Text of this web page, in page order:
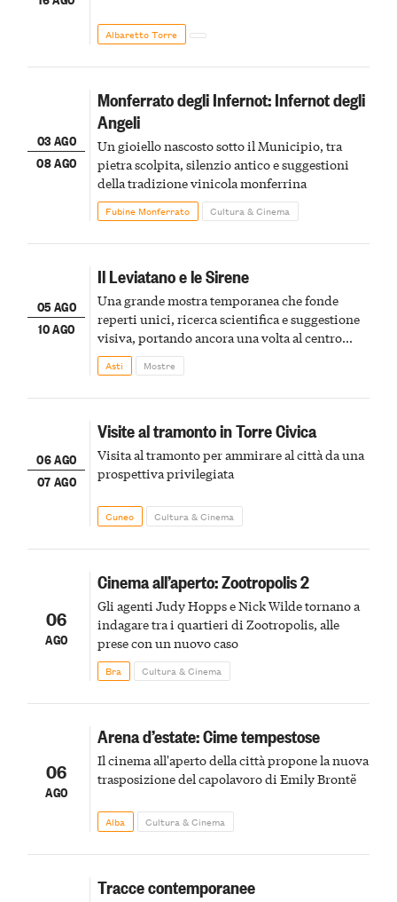
Albaretto Torre
03 AGO
08 AGO
Monferrato degli Infernot: Infernot degli
Angeli
Un gioiello nascosto sotto il Municipio, tra
pietra scolpita, silenzio antico e suggestioni
della tradizione vinicola monferrina
Fubine Monferrato Cultura & Cinema
05 AGO
10 AGO
Il Leviatano e le Sirene
Una grande mostra temporanea che fonde
reperti unici, ricerca scientifica e suggestione
visiva, portando ancora una volta al centro
della scena le meraviglie del passato astigiano
Asti Mostre
06 AGO
07 AGO
Visite al tramonto in Torre Civica
Visita al tramonto per ammirare al città da una
prospettiva privilegiata
Cuneo Cultura & Cinema
06
AGO
Cinema all’aperto: Zootropolis 2
Gli agenti Judy Hopps e Nick Wilde tornano a
indagare tra i quartieri di Zootropolis, alle
prese con un nuovo caso
Bra Cultura & Cinema
06
AGO
Arena d’estate: Cime tempestose
Il cinema all'aperto della città propone la nuova
trasposizione del capolavoro di Emily Brontë
Alba Cultura & Cinema
Tracce contemporanee